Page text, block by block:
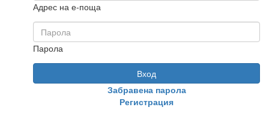
Адрес на е-поща
Парола
Вход
Забравена парола
Регистрация